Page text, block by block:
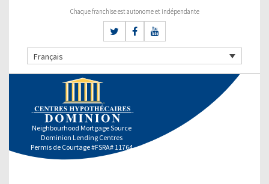
Chaque franchise est autonome et indépendante
Français
Neighbourhood Mortgage Source
Dominion Lending Centres
Permis de Courtage #FSRA# 11764